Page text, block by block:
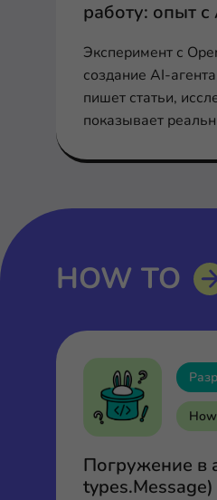
работу: опыт с
Эксперимент с
создание AI-
пишет статьи,
показывает
агентного ИИ.
HOW TO
Погружение в
types.Message)